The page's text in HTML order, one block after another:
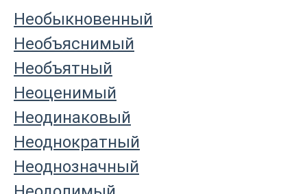
Необыкновенный
Необъяснимый
Необъятный
Неоценимый
Неодинаковый
Неоднократный
Неоднозначный